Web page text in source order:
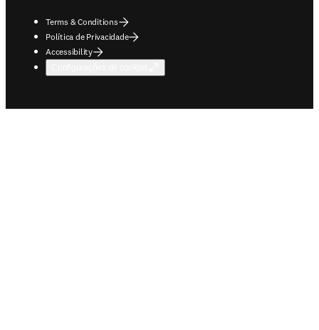
Terms & Conditions
Política de Privacidade
Accessibility